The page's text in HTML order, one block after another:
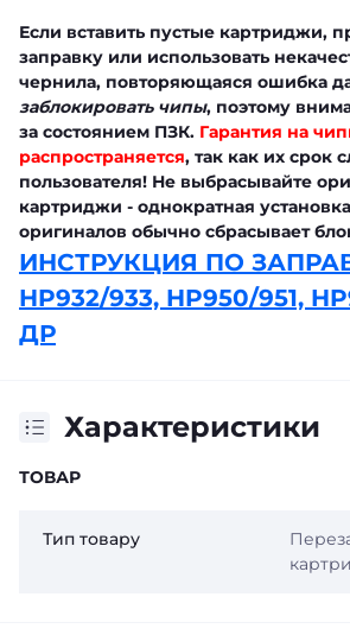
Если вставить пустые картриджи,
заправку или использовать
чернила, повторяющаяся ошибка
заблокировать чипы, поэтому
за состоянием ПЗК. Гарантия на
распространяется, так как их срок
пользователя! Не выбрасывайте
картриджи - однократная
оригиналов обычно сбрасывает
ИНСТРУКЦИЯ ПО
HP932/933, HP950/951,
ДР
Характеристики
ТОВАР
Тип товару